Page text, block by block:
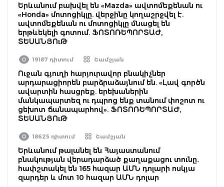
Երևանում բախվել են «Mazda» ավտոմեքենան ու
«Honda» մոտոցիկլը. վերջինը կողաշրջվել է.
ավտոմեքենան ու մոտոցիկլը մնացել են
երթևեկելի գոտում. ՖՈՏՈՌԵՊՈՐՏԱԺ,
ՏԵՍԱՆՅՈւԹ
19187 դիտում Շամշյան
Ուջան գյուղի հարյուրավոր բնակիչներ
արդարացիորեն բարձրաձայնում են. «Լավ գործն
ավարտին հասցրեք. երեխաներին
մանկապարտեզ ու դպրոց ենք տանում փոշոտ ու
ցեխոտ ճանապարհով». ՖՈՏՈՌԵՊՈՐՏԱԺ,
ՏԵՍԱՆՅՈւԹ
18625 դիտում Շամշյան
Երևանում թալանել են Հայաստանում
բնակության վերադարձած քաղաքացու տունը․
հափշտակել են 165 հազար ԱՄՆ դոլարի ոսկյա
զարդեր և մոտ 10 հազար ԱՄՆ դոլար